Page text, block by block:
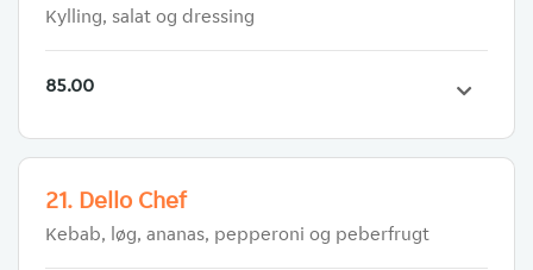
Kylling, salat og dressing
85.00
21. Dello Chef
Kebab, løg, ananas, pepperoni og peberfrugt